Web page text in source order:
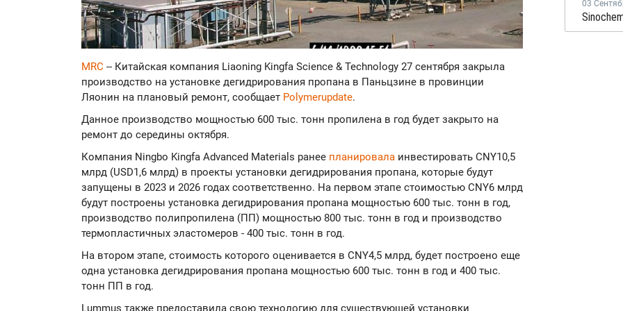
MRC -- Китайская компания Liaoning Kingfa Science & Technology 27 сентября закрыла
производство на установке дегидрирования пропана в Паньцзине в провинции
Ляонин на плановый ремонт, сообщает Polymerupdate.
Данное производство мощностью 600 тыс. тонн пропилена в год будет закрыто на
ремонт до середины октября.
Компания Ningbo Kingfa Advanced Materials ранее планировала инвестировать CNY10,5
млрд (USD1,6 млрд) в проекты установки дегидрирования пропана, которые будут
запущены в 2023 и 2026 годах соответственно. На первом этапе стоимостью CNY6 млрд
будут построены установка дегидрирования пропана мощностью 600 тыс. тонн в год,
производство полипропилена (ПП) мощностью 800 тыс. тонн в год и производство
термопластичных эластомеров - 400 тыс. тонн в год.
На втором этапе, стоимость которого оценивается в CNY4,5 млрд, будет построено еще
одна установка дегидрирования пропана мощностью 600 тыс. тонн в год и 400 тыс.
тонн ПП в год.
Lummus также предоставила свою технологию для существующей установки
03